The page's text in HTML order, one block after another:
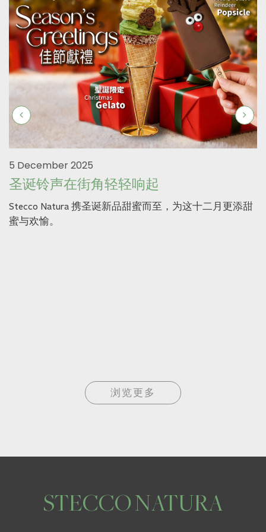
5 December 2025
圣诞铃声在街角轻轻响起
Stecco Natura 携圣诞新品甜蜜而至，为这十二月更添甜
蜜与欢愉。
浏览更多
STECCO NATURA